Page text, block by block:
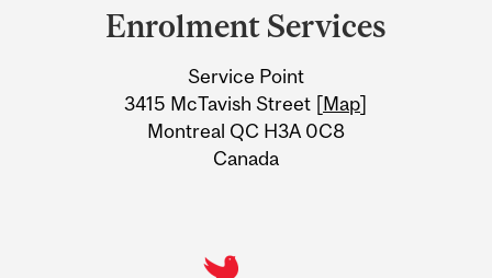
Information
Enrolment Services
Service Point
3415 McTavish Street [Map]
Montreal QC H3A 0C8
Canada